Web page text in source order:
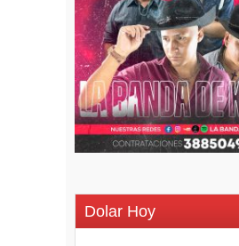
Dolar Hoy